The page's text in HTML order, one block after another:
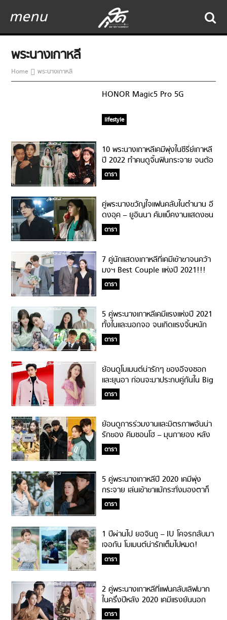
menu
พระนางเกาหลี
Home พระนางเกาหลี
HONOR Magic5 Pro 5G
lifestyle
10 พระนางเกาหลีเคมีพุ่งในซีรี่ย์เกาหลี
ปี 2022 ทำคนดูจิ้นฟินกระจาย จนต้อ
งมอบมงฯ Best Couple ให้!
ดารา
คู่พระนางขวัญใจแฟนคลับในตำนาน อี
ดงอุค – ยูอินนา คัมแบ็คงานแสดงชน
กันในเดือนธันวาคม 2021!
ดารา
7 คู่นักแสดงเกาหลีที่เคมีเข้าขาจนคว้า
มงฯ Best Couple แห่งปี 2021!!!
ดารา
5 คู่พระนางเกาหลีเคมีแรงแห่งปี 2021
ทั้งในและนอกจอ จนเกิดแรงจิ้นหนัก
มาก!!!
ดารา
ย้อนดูโมเมนต์น่ารักๆ ของอีจงซอก
และยุนอา ก่อนจะมาประกบคู่กันใน Big
Mouth!
ดารา
ย้อนดูการร่วมงานและมิตรภาพอันน่า
รักของ คิมซอนโฮ – มุนกายอง หลัง
กลับมาเจอกันอีกแล้ว!
ดารา
5 คู่พระนางเกาหลีปี 2020 เคมีพุ่ง
กระจาย เล่นเข้าขาแม้กระทั่งมองตาก็
ฟิน
ดารา
1 ปีผ่านไป ยอจินกู – IU โคจรกลับมา
เจอกัน โมเมนต์น่ารักเต็มไปหมด!
ดารา
2 คู่พระนางเกาหลีที่แฟนคลับเลิฟมาก
ในครึ่งปีหลัง 2020 เคมีแรงยันนอก
จอ!
ดารา